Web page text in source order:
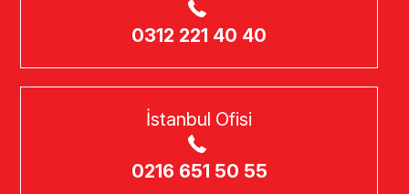
0312 221 40 40
İstanbul Ofisi
0216 651 50 55